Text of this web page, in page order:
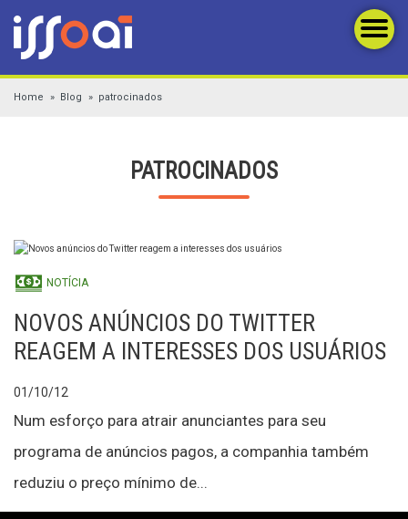
Home Blog patrocinados
PATROCINADOS
NOTÍCIA
NOVOS ANÚNCIOS DO TWITTER
REAGEM A INTERESSES DOS USUÁRIOS
01/10/12
Num esforço para atrair anunciantes para seu
programa de anúncios pagos, a companhia também
reduziu o preço mínimo de...